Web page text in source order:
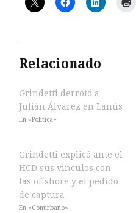
Relacionado
Grindetti derrotó a
Julián Álvarez en Lanús
En «Política»
Grindetti explicó ante el
HCD sus vinculos con
las offshore y el pedido
de captura
En «Conurbano»